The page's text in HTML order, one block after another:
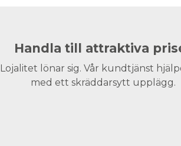
Handla till attraktiva
Lojalitet lönar sig. Vår kundtjänst
med ett skräddarsytt upplägg.